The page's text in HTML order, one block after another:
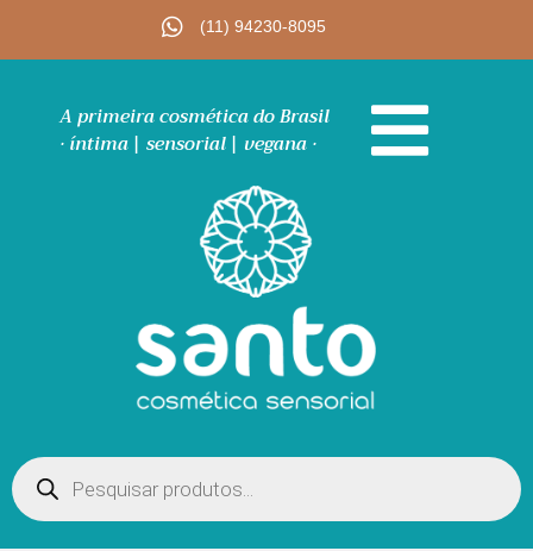
(11) 94230-8095
A primeira cosmética do Brasil
· íntima | sensorial | vegana ·
Pesquisar
produtos